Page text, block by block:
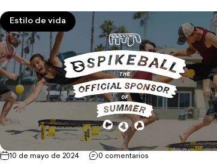
Estilo de vida
10 de mayo de 2024 0 comentarios